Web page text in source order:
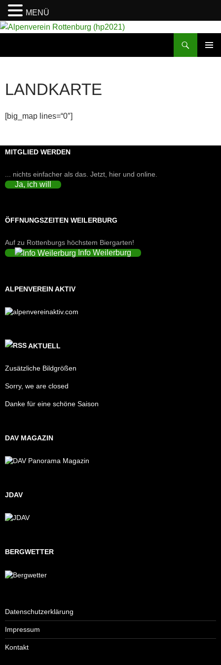
LANDKARTE
[big_map lines=“0″]
MITGLIED WERDEN
... nichts einfacher als das. Jetzt, hier und online.
Ja, ich will
ÖFFNUNGSZEITEN WEILERBURG
Auf zu Rottenburgs höchstem Biergarten!
Info Weilerburg
ALPENVEREIN AKTIV
AKTUELL
Zusätzliche Bildgrößen
Sorry, we are closed
Danke für eine schöne Saison
DAV MAGAZIN
JDAV
BERGWETTER
Datenschutzerklärung
Impressum
Kontakt
MENÜ